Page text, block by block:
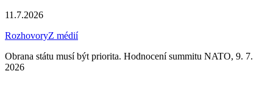
11.7.2026
RozhovoryZ médií
Obrana státu musí být priorita. Hodnocení summitu NATO, 9. 7.
2026